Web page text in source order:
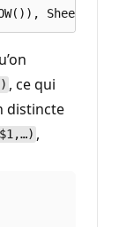
, ce qui
distincte
,